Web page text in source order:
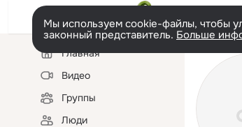
Мы используем cookie-файлы, чтобы
законный представитель. Больше
Левая
колонкаГлавная
Видео
Группы
Люди